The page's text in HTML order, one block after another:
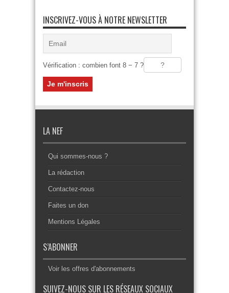
INSCRIVEZ-VOUS À NOTRE NEWSLETTER
Vérification : combien font 8 − 7 ?
LA NEF
Qui sommes-nous ?
La rédaction
Contactez-nous
Faites un don
Mentions Légales
S’ABONNER
Voir les offres d'abonnements
SUIVEZ-NOUS SUR LES RÉSEAUX SOCIAUX